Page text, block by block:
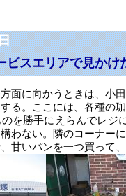
ビスエリアで見かけ
面に向かうときは、小
る。ここには、各種の
を勝手にえらんでレジ
わない。隣のコーナー
甘いパンを一つ買って